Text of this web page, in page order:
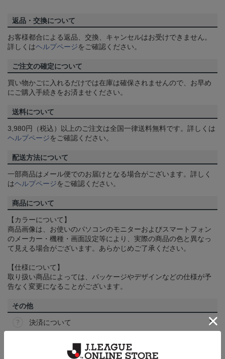
返品・交換について
お客様都合による返品、交換、キャンセルはお受けできません。
詳しくはヘルプページをご確認ください。
ご注文の確定について
買い物かごに入れるだけでは在庫は確保されませんので、お早め
にご購入手続きをお済ませください。
送料について
3,980円（税込）以上のご注文は全国一律送料無料です。詳しくは
ヘルプページをご確認ください。
配送方法について
一部商品はメール便でのお届けとなる場合がございます。詳しく
はヘルプページをご確認ください。
商品について
【カラーについて】
商品画像は、お使いのパソコンのモニターおよびスマートフォン
のメーカー・機種・画面設定等により、実際の商品の色と異なっ
て見える場合がございます。あらかじめご了承ください。
【仕様について】
取り扱い商品によっては、パッケージやデザインなどの仕様が予
告なく変更になることがございます。
その他
決済について